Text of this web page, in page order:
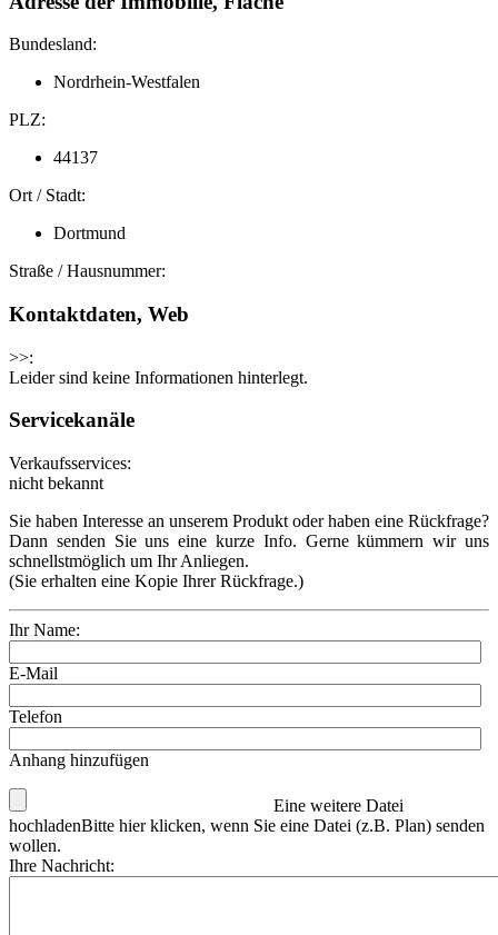
Bundesland:
Nordrhein-Westfalen
PLZ:
44137
Ort / Stadt:
Dortmund
Straße / Hausnummer:
Kontaktdaten, Web
>>:
Leider sind keine Informationen hinterlegt.
Servicekanäle
Verkaufsservices:
nicht bekannt
Sie haben Interesse an unserem Produkt oder haben eine Rückfrage?
Dann senden Sie uns eine kurze Info. Gerne kümmern wir uns
schnellstmöglich um Ihr Anliegen.
(Sie erhalten eine Kopie Ihrer Rückfrage.)
Ihr Name:
E-Mail
Telefon
Anhang hinzufügen
Eine weitere Datei
hochladenBitte hier klicken, wenn Sie eine Datei (z.B. Plan) senden
wollen.
Ihre Nachricht: